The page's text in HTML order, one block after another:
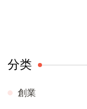
分类
創業